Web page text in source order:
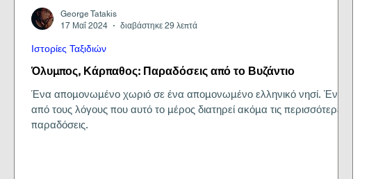
Όλυμπος, Κάρπαθος: Παραδόσεις από το Βυζάντιο
Ένα απομονωμένο χωριό σε ένα απομονωμένο ελληνικό νησί. Ένας
από τους λόγους που αυτό το μέρος διατηρεί ακόμα τις περισσότερες
παραδόσεις.
Ιστορίες Ταξιδιών
George Tatakis
17 Μαΐ 2024
διαβάστηκε 29 λεπτά